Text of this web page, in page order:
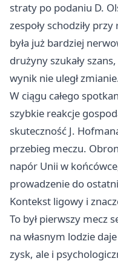
straty po podaniu D.
zespoły schodziły
była już bardziej
drużyny szukały
wynik nie uległ
W ciągu całego
szybkie reakcje
skuteczność J.
przebieg meczu.
napór Unii w
prowadzenie do
Kontekst ligowy i
To był pierwszy mecz
na własnym lodzie
zysk, ale i